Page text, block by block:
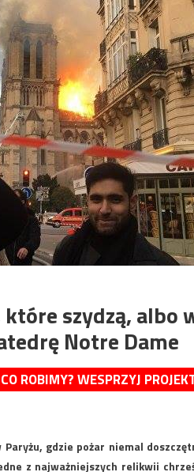
szydzą, albo
Notre Dame
ROBIMY? WESPRZYJ
gdzie pożar niemal
z najważniejszych relikwii